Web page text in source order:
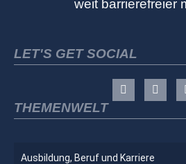
weit barrierefreier
LET'S GET SOCIAL
THEMENWELT
Ausbildung, Beruf und Karriere